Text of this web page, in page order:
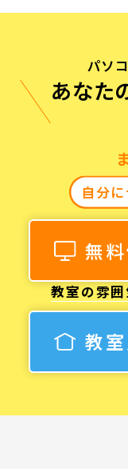
パソ
あなた
自分
無
教室の雰囲
教